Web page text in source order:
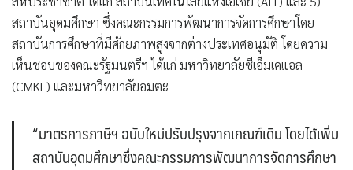
สถาบันอุดมศึกษา ซึ่งคณะกรรมการพัฒนาการจัดการศึกษาโดย
สถาบันการศึกษาที่มีศักยภาพสูงจากต่างประเทศอนุมัติ โดยความ
เห็นชอบของคณะรัฐมนตรีฯ ได้แก่ มหาวิทยาลัยซีเอ็มเคแอล
(CMKL) และมหาวิทยาลัยอมตะ
“มาตรการภาษีฯ ฉบับใหม่ปรับปรุงจากเกณฑ์เดิม โดยได้เพิ่ม
สถาบันอุดมศึกษาซึ่งคณะกรรมการพัฒนาการจัดการศึกษา